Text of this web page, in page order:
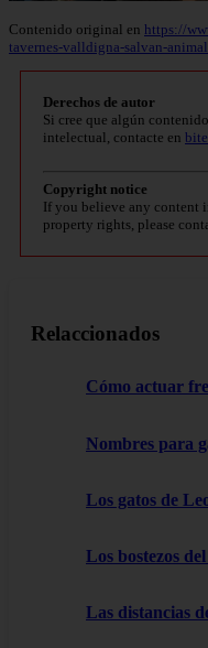
Contenido original en https://
tavernes-valldigna-salvan-
Derechos de autor
Si cree que algún
intelectual, contacte en
Copyright notice
If you believe any content
property rights, please
Relaccionados
Cómo actuar
Nombres para
Los gatos de
Los bostezos
Las distancias